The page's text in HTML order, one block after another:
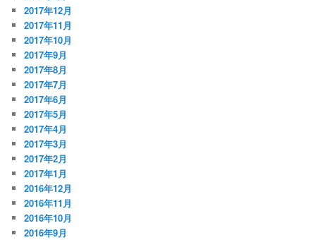
2017年12月
2017年11月
2017年10月
2017年9月
2017年8月
2017年7月
2017年6月
2017年5月
2017年4月
2017年3月
2017年2月
2017年1月
2016年12月
2016年11月
2016年10月
2016年9月